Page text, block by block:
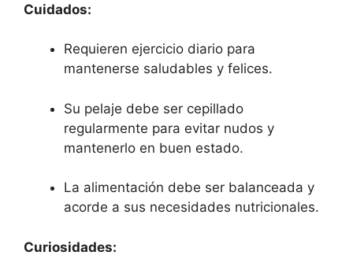
Cuidados:
Requieren ejercicio diario para
mantenerse saludables y felices.
Su pelaje debe ser cepillado
regularmente para evitar nudos y
mantenerlo en buen estado.
La alimentación debe ser balanceada y
acorde a sus necesidades nutricionales.
Curiosidades: